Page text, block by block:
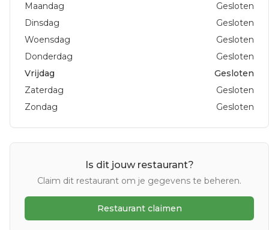
Maandag
Gesloten
Dinsdag
Gesloten
Woensdag
Gesloten
Donderdag
Gesloten
Vrijdag
Gesloten
Zaterdag
Gesloten
Zondag
Gesloten
Is dit jouw restaurant?
Claim dit restaurant om je gegevens te beheren.
Restaurant claimen